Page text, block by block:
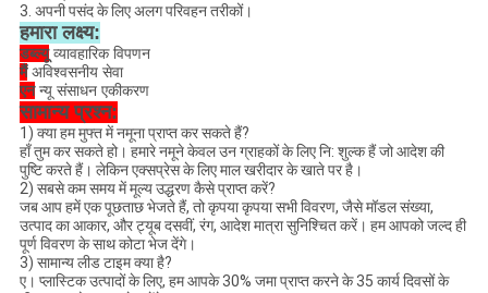
3. अपनी पसंद के लिए अलग परिवहन तरीकों।
हमारा लक्ष्य:
डब्ल्यूव्यावहारिक विपणन
मैंअविश्वसनीय सेवा
एनन्यू संसाधन एकीकरण
सामान्य प्रश्न:
1) क्या हम मुफ्त में नमूना प्राप्त कर सकते हैं?
हाँ तुम कर सकते हो। हमारे नमूने केवल उन ग्राहकों के लिए नि: शुल्क हैं जो आदेश की
पुष्टि करते हैं। लेकिन एक्सप्रेस के लिए माल खरीदार के खाते पर है।
2) सबसे कम समय में मूल्य उद्धरण कैसे प्राप्त करें?
जब आप हमें एक पूछताछ भेजते हैं, तो कृपया कृपया सभी विवरण, जैसे मॉडल संख्या,
उत्पाद का आकार, और ट्यूब दसवीं, रंग, आदेश मात्रा सुनिश्चित करें। हम आपको जल्द ही
पूर्ण विवरण के साथ कोटा भेज देंगे।
3) सामान्य लीड टाइम क्या है?
ए। प्लास्टिक उत्पादों के लिए, हम आपके 30% जमा प्राप्त करने के 35 कार्य दिवसों के